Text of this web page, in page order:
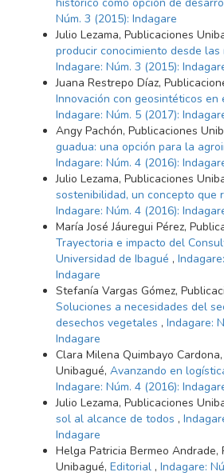
histórico como opción de
Núm. 3 (2015): Indagare
Julio Lezama, Publicaciones
producir conocimiento desde
Indagare: Núm. 3 (2015):
Juana Restrepo Díaz,
Innovación con geosintéticos en
Indagare: Núm. 5 (2017):
Angy Pachón, Publicaciones
guadua: una opción para la
Indagare: Núm. 4 (2016):
Julio Lezama, Publicaciones
sostenibilidad, un concepto que
Indagare: Núm. 4 (2016):
María José Jáuregui Pérez,
Trayectoria e impacto del
Universidad de Ibagué ,
Indagare
Stefanía Vargas Gómez,
Soluciones a necesidades del
desechos vegetales , Indagare:
Indagare
Clara Milena Quimbayo
Unibagué, Avanzando en
Indagare: Núm. 4 (2016):
Julio Lezama, Publicaciones
sol al alcance de todos ,
Indagare
Helga Patricia Bermeo Andrade,
Unibagué, Editorial , Indagare: